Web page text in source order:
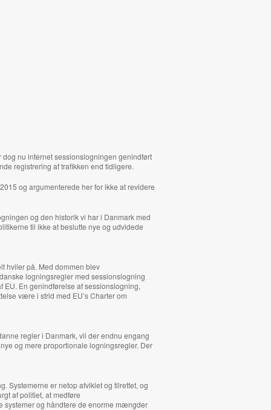
nu internet sessionslogningen genindført
registrering af trafikken end tidligere.
og argumenterede her for ikke at revidere
og den historik vi har i Danmark med
til ikke at beslutte nye og udvidede
hviler på. Med dommen blev
logningsregler med sessionslogning
EU. En genindførelse af sessionslogning,
være i strid med EU’s Charter om
regler i Danmark, vil der endnu engang
og mere proportionale logningsregler. Der
Systemerne er netop afviklet og tilrettet, og
af politiet, at medføre
systemer og håndtere de enorme mængder